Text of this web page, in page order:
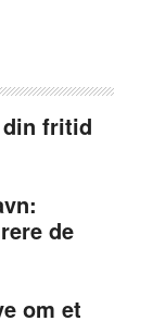
din fritid
de
om et